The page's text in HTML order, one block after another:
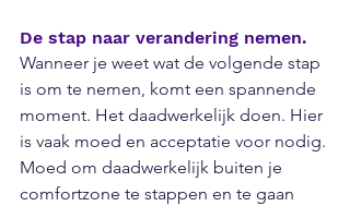
De stap naar verandering nemen.
Wanneer je weet wat de volgende stap
is om te nemen, komt een spannende
moment. Het daadwerkelijk doen. Hier
is vaak moed en acceptatie voor nodig.
Moed om daadwerkelijk buiten je
comfortzone te stappen en te gaan